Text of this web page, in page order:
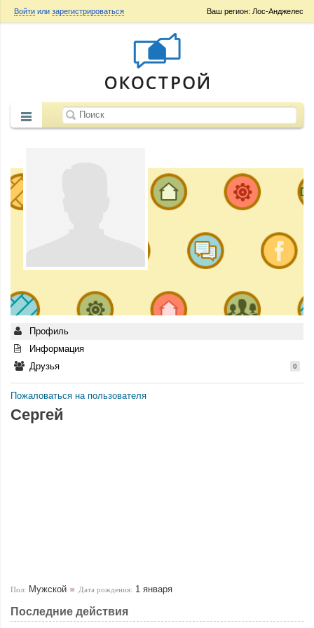
Ваш регион: Лос-Анджелес
Войти или зарегистрироваться
Профиль
Информация
Друзья
0
Пожаловаться на пользователя
Сергей
Пол: Мужской Дата рождения: 1 января
Последние действия